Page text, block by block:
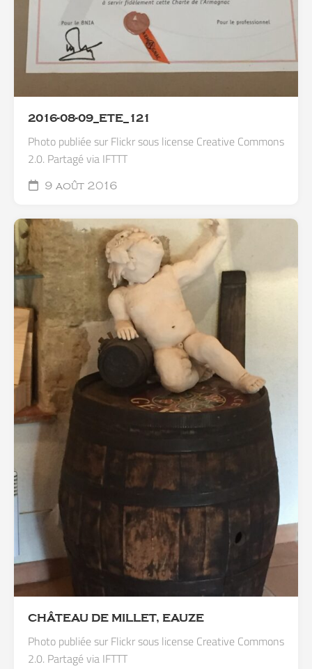
2016-08-09_ETE_121
Photo publiée sur Flickr sous license Creative Commons
2.0. Partagé via IFTTT
9 août 2016
CHÂTEAU DE MILLET, EAUZE
Photo publiée sur Flickr sous license Creative Commons
2.0. Partagé via IFTTT